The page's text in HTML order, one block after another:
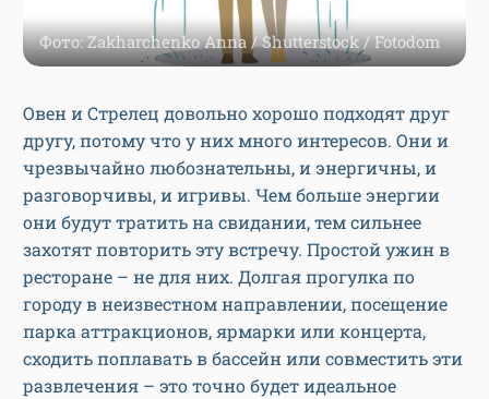
Фото: Zakharchenko Anna / Shutterstock / Fotodom
Овен и Стрелец довольно хорошо подходят друг
другу, потому что у них много интересов. Они и
чрезвычайно любознательны, и энергичны, и
разговорчивы, и игривы. Чем больше энергии
они будут тратить на свидании, тем сильнее
захотят повторить эту встречу. Простой ужин в
ресторане – не для них. Долгая прогулка по
городу в неизвестном направлении, посещение
парка аттракционов, ярмарки или концерта,
сходить поплавать в бассейн или совместить эти
развлечения – это точно будет идеальное